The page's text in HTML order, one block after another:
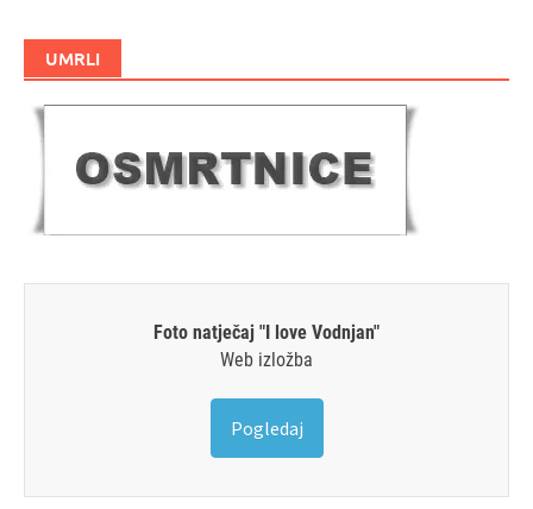
UMRLI
Foto natječaj "I love Vodnjan"
Web izložba
Pogledaj